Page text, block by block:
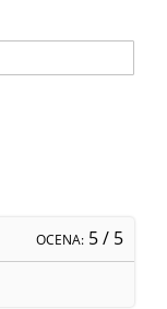
OCENA: 5/ 5